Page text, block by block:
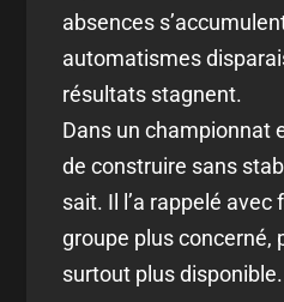
absences
automatismes
résultats stagnent.
Dans un championnat
de construire sans
sait. Il l’a rappelé
groupe plus concerné,
surtout plus disponible.